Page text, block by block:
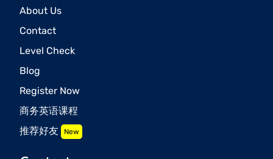
About Us
Contact
Level Check
Blog
Register Now
商务英语课程
推荐好友 New